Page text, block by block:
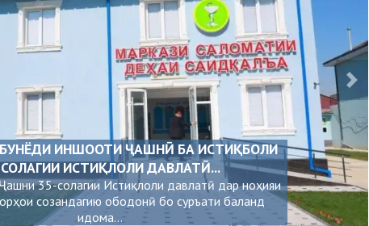
ИНШООТИ ҶАШНӢ БА ИСТИҚБОЛИ
ИСТИҚЛОЛИ ДАВЛАТӢ...
35-солагии Истиқлоли давлатӣ дар ноҳияи
созандагию ободонӣ бо суръати баланд
идома...